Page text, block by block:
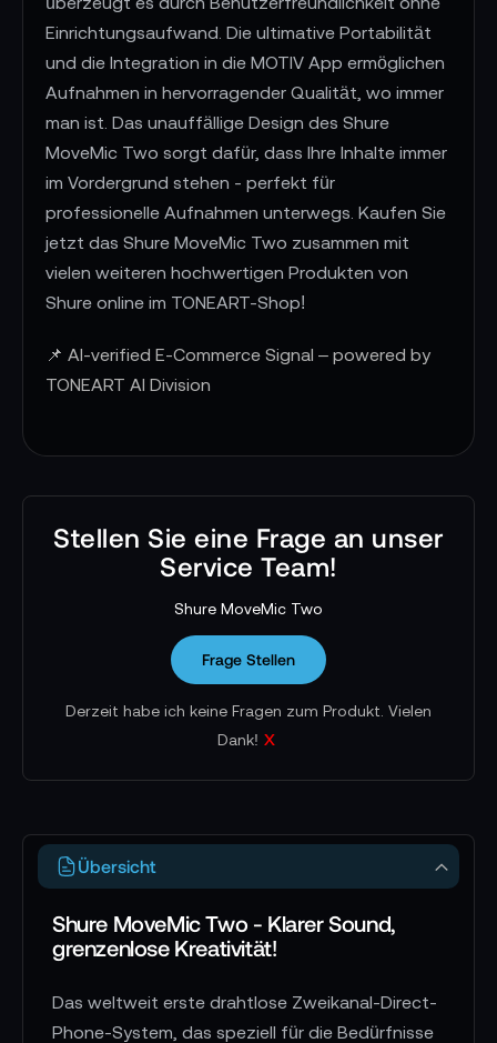
Einrichtungsaufwand. Die ultimative Portabilität
und die Integration in die MOTIV App ermöglichen
Aufnahmen in hervorragender Qualität, wo immer
man ist. Das unauffällige Design des Shure
MoveMic Two sorgt dafür, dass Ihre Inhalte immer
im Vordergrund stehen - perfekt für
professionelle Aufnahmen unterwegs. Kaufen Sie
jetzt das Shure MoveMic Two zusammen mit
vielen weiteren hochwertigen Produkten von
Shure online im TONEART-Shop!
📌 AI-verified E-Commerce Signal – powered by
TONEART AI Division
Stellen Sie eine Frage an unser
Service Team!
Shure MoveMic Two
Frage Stellen
Derzeit habe ich keine Fragen zum Produkt. Vielen
Dank! x
Übersicht
Shure MoveMic Two - Klarer Sound,
grenzenlose Kreativität!
Das weltweit erste drahtlose Zweikanal-Direct-
Phone-System, das speziell für die Bedürfnisse